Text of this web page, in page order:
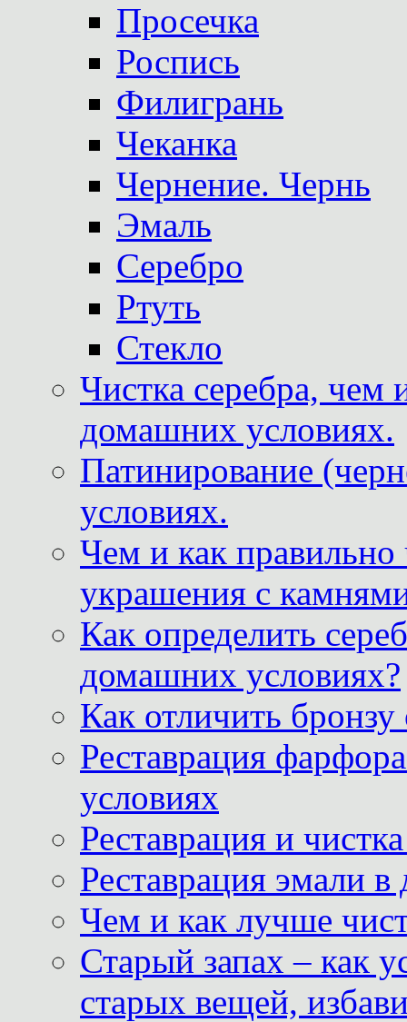
Просечка
Роспись
Филигрань
Чеканка
Чернение. Чернь
Эмаль
Серебро
Ртуть
Стекло
Чистка серебра, чем
домашних условиях.
Патинирование
условиях.
Чем и как
украшения с
Как определить
домашних условиях?
Как отличить
Реставрация
условиях
Реставрация и
Реставрация эмали
Чем и как лучше
Старый запах – как
старых вещей,